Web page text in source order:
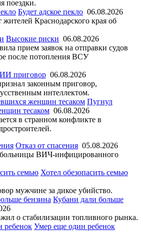
поездки.
Будет адское пекло 06.08.2026
Краснодарского края об
Высокие риски 06.08.2026
прием заявок на отправки судов
после потопления ВСУ
ИИ приговор 06.08.2026
законным приговор,
интеллектом.
Пугнул
тесаком 06.08.2026
в странном конфликте в
Отказ от спасения 05.08.2026
больницы ВИЧ-инфицированного
Хотел обезопасить семью
мужчине за дикое убийство.
Кубани дали больше
о стабилизации топливного рынка.
Умер еще один ребенок